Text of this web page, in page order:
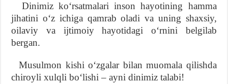
Dinimiz koʻrsatmalari inson hayotining hamma
jihatini oʻz ichiga qamrab oladi va uning shaxsiy,
oilaviy va ijtimoiy hayotidagi oʻrnini belgilab
bergan.
Musulmon kishi oʻzgalar bilan muomala qilishda
chiroyli xulqli boʻlishi – ayni dinimiz talabi!